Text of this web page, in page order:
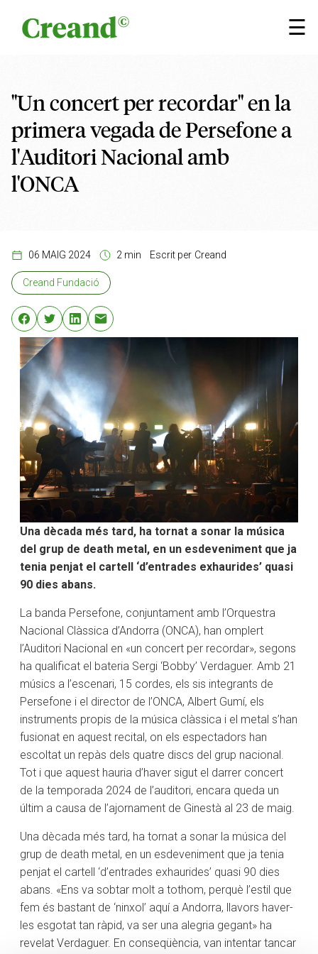
☰
×
"Un concert per recordar" en la
primera vegada de Persefone a
l'Auditori Nacional amb
l'ONCA
06 MAIG 2024 2 min Escrit per Creand
Creand Fundació
Una dècada més tard, ha tornat a sonar la música
del grup de death metal, en un esdeveniment que ja
tenia penjat el cartell ‘d’entrades exhaurides’ quasi
90 dies abans.
La banda Persefone, conjuntament amb l’Orquestra
Nacional Clàssica d’Andorra (ONCA), han omplert
l’Auditori Nacional en «un concert per recordar», segons
ha qualificat el bateria Sergi ‘Bobby’ Verdaguer. Amb 21
músics a l’escenari, 15 cordes, els sis integrants de
Persefone i el director de l’ONCA, Albert Gumí, els
instruments propis de la música clàssica i el metal s’han
fusionat en aquest recital, on els espectadors han
escoltat un repàs dels quatre discs del grup nacional.
Tot i que aquest hauria d’haver sigut el darrer concert
de la temporada 2024 de l’auditori, encara queda un
últim a causa de l’ajornament de Ginestà al 23 de maig.
Una dècada més tard, ha tornat a sonar la música del
grup de death metal, en un esdeveniment que ja tenia
penjat el cartell ‘d’entrades exhaurides’ quasi 90 dies
abans. «Ens va sobtar molt a tothom, perquè l’estil que
fem és bastant de ‘ninxol’ aquí a Andorra, llavors haver-
les esgotat tan ràpid, va ser una alegria gegant» ha
revelat Verdaguer. En conseqüència, van intentar tancar